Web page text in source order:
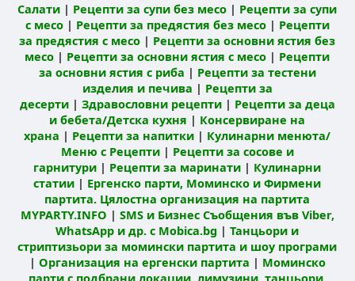
Салати | Рецепти за супи без месо | Рецепти за супи
с месо| Рецепти за предястия без месо| Рецепти
за предястия с месо | Рецепти за основни ястия без
месо | Рецепти за основни ястия с месо | Рецепти
за основни ястия с риба | Рецепти за тестени
изделия и печива | Рецепти за
десерти| Здравословни рецепти| Рецепти за деца
и бебета/Детска кухня | Консервиране на
храна | Рецепти за напитки | Кулинарни менюта/
Меню с Рецепти| Рецепти за сосове и
гарнитури | Рецепти за маринати | Кулинарни
статии | Ергенско парти, Моминско и Фирмени
партита. Цялостна организация на партита
MYPARTY.INFO | SMS и Бизнес Съобщения във Viber,
WhatsApp и др. с Mobica.bg |Танцьори и
стриптизьори за момински партита и шоу програми
| Организация на ергенски партита | Моминско